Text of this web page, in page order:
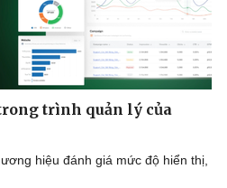
Giải trí
Nghệ sĩ
Sao Việt
trình quản lý của
hiệu đánh giá mức độ hiển thị,